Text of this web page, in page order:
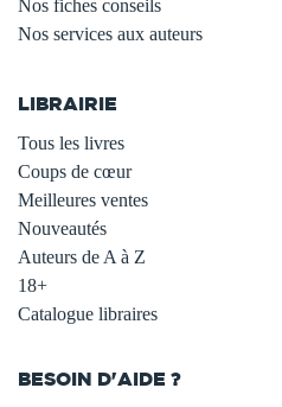
Nos fiches conseils
Nos services aux auteurs
LIBRAIRIE
Tous les livres
Coups de cœur
Meilleures ventes
Nouveautés
Auteurs de A à Z
18+
Catalogue libraires
BESOIN D'AIDE ?